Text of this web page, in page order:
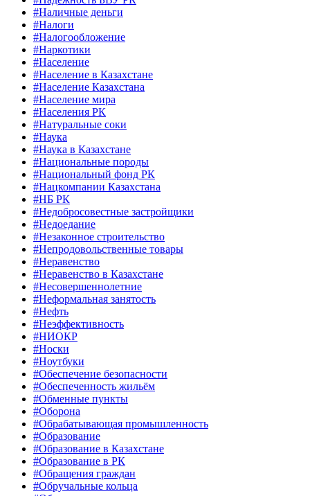
#Наличные деньги
#Налоги
#Налогообложение
#Наркотики
#Население
#Население в Казахстане
#Население Казахстана
#Население мира
#Населения РК
#Натуральные соки
#Наука
#Наука в Казахстане
#Национальные породы
#Национальный фонд РК
#Нацкомпании Казахстана
#НБ РК
#Недобросовестные застройщики
#Недоедание
#Незаконное строительство
#Непродовольственные товары
#Неравенство
#Неравенство в Казахстане
#Несовершеннолетние
#Неформальная занятость
#Нефть
#Неэффективность
#НИОКР
#Носки
#Ноутбуки
#Обеспечение безопасности
#Обеспеченность жильём
#Обменные пункты
#Оборона
#Обрабатывающая промышленность
#Образование
#Образование в Казахстане
#Образование в РК
#Обращения граждан
#Обручальные кольца